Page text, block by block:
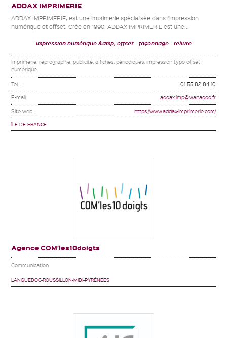
ADDAX IMPRIMERIE
ADDAX IMPRIMERIE, est une imprimerie spécialisée dans l’impression
numérique et offset. Crée en 1990, ADDAX IMPRIMERIE est une...
impression numérique &amp; offset façonnage reliure
Imprimerie, reprographie, publicité, affiches, périodiques, impression typo offset
numérique.
Tel. : 01 55 82 84 10
E-mail : addax.imp@wanadoo.fr
Site web : https://www.addax-imprimerie.com/
ÎLE-DE-FRANCE
Agence COM’les10doigts
Communication
LANGUEDOC-ROUSSILLON-MIDI-PYRÉNÉES